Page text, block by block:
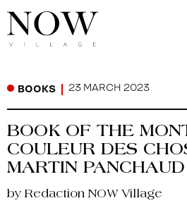
BOOKS 23 MARCH 2023
BOOK OF THE
COULEUR DES
MARTIN PANCHAUD
by Redaction NOW Village